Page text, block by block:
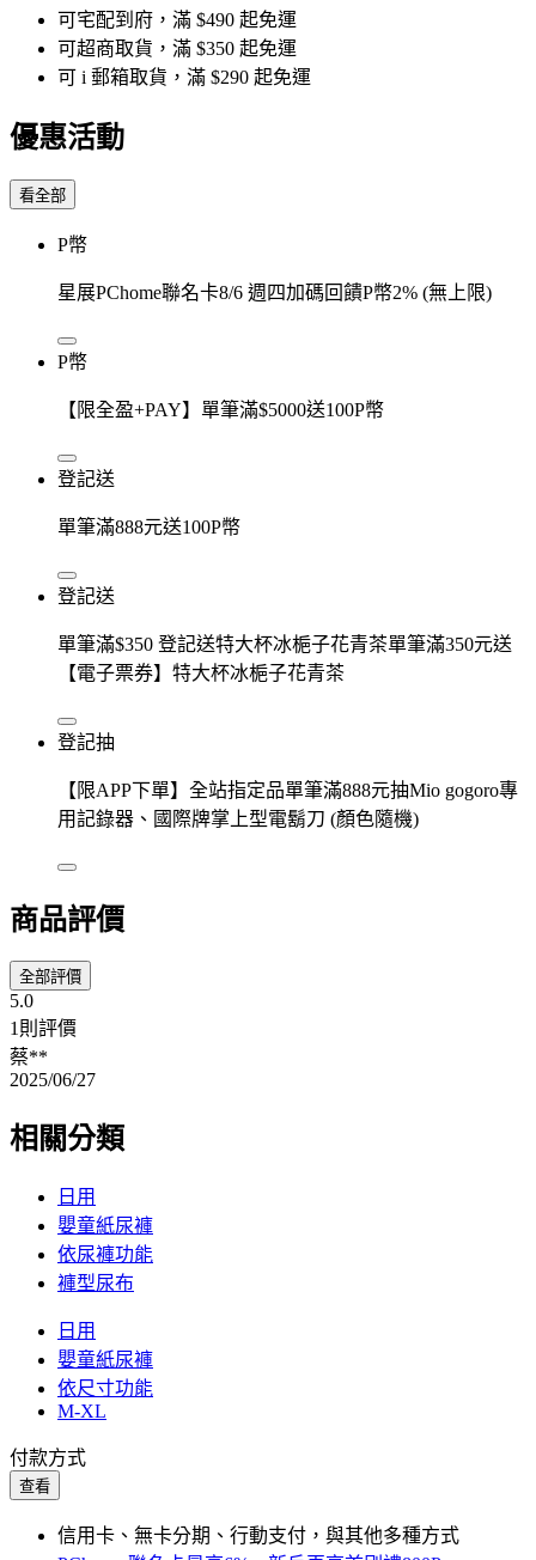
可宅配到府，滿 $490 起免運
可超商取貨，滿 $350 起免運
可 i 郵箱取貨，滿 $290 起免運
優惠活動
看全部
P幣
星展PChome聯名卡8/6 週四加碼回饋P幣2% (無上限)
P幣
【限全盈+PAY】單筆滿$5000送100P幣
登記送
單筆滿888元送100P幣
登記送
單筆滿$350 登記送特大杯冰梔子花青茶單筆滿350元送
【電子票券】特大杯冰梔子花青茶
登記抽
【限APP下單】全站指定品單筆滿888元抽Mio gogoro專
用記錄器、國際牌掌上型電鬍刀 (顏色隨機)
商品評價
全部評價
5.0
1則評價
蔡**
2025/06/27
相關分類
日用
嬰童紙尿褲
依尿褲功能
褲型尿布
日用
嬰童紙尿褲
依尺寸功能
M-XL
付款方式
查看
信用卡、無卡分期、行動支付，與其他多種方式